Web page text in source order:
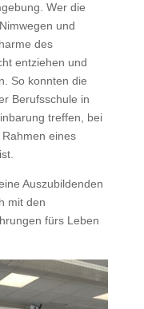
Wer die
und
des
entziehen und
So konnten die
Berufsschule in
treffen, bei
eines
Auszubildenden
mit den
fürs Leben